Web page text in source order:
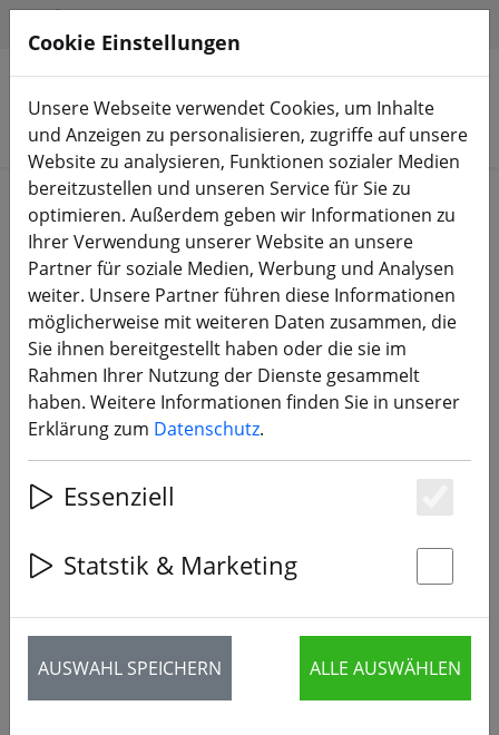
Produkte suchen
Start 3D Druck
iFlight AOS V5 DJI O4 Air Unit (Lite)
Adapter Set 3D Druck TPU Grün
‹ ›
Cookie Einstellungen
Unsere Webseite verwendet Cookies, um Inhalte
und Anzeigen zu personalisieren, zugriffe auf unsere
Website zu analysieren, Funktionen sozialer Medien
bereitzustellen und unseren Service für Sie zu
optimieren. Außerdem geben wir Informationen zu
Ihrer Verwendung unserer Website an unsere
Partner für soziale Medien, Werbung und Analysen
weiter. Unsere Partner führen diese Informationen
möglicherweise mit weiteren Daten zusammen, die
Sie ihnen bereitgestellt haben oder die sie im
Rahmen Ihrer Nutzung der Dienste gesammelt
haben. Weitere Informationen finden Sie in unserer
Erklärung zum Datenschutz.
Essenziell
Statstik & Marketing
AUSWAHL SPEICHERN ALLE AUSWÄHLEN